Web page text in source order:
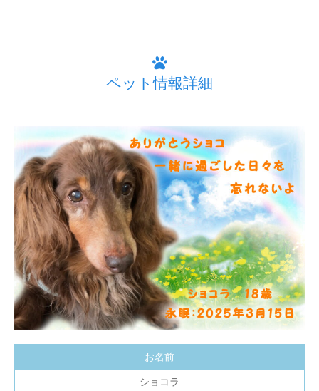
ペット情報詳細
お名前
ショコラ